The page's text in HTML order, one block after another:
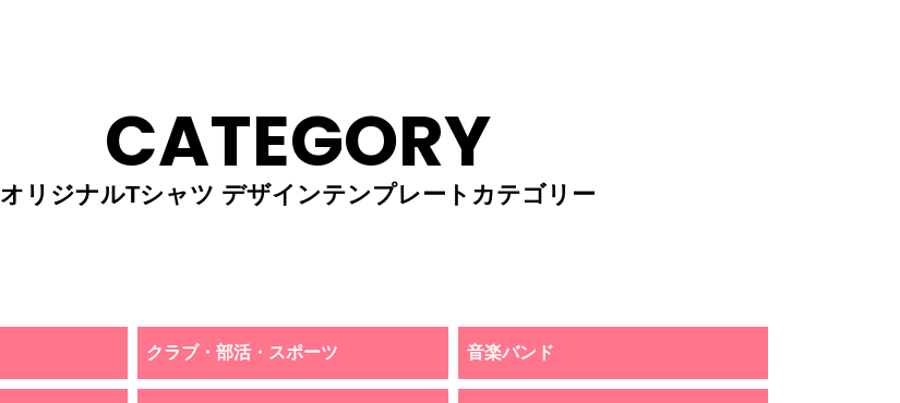
CATEGORY
オリジナルTシャツ デザインテンプレートカテゴリー
クラブ・部活・スポーツ 音楽バンド